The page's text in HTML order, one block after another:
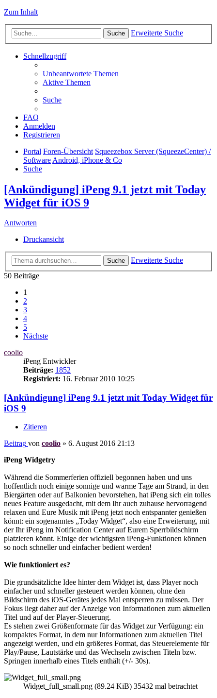
Zum Inhalt
Suche Erweiterte Suche
Schnellzugriff
Unbeantwortete Themen
Aktive Themen
Suche
FAQ
Anmelden
Registrieren
Portal Foren-Übersicht Squeezebox Server (SqueezeCenter) /
Software Android, iPhone & Co
Suche
[Ankündigung] iPeng 9.1 jetzt mit Today
Widget für iOS 9
Antworten
Druckansicht
Suche
Erweiterte Suche
50 Beiträge
1
2
3
4
5
Nächste
coolio
iPeng Entwickler
Beiträge: 1852
Registriert: 16. Februar 2010 10:25
[Ankündigung] iPeng 9.1 jetzt mit Today Widget für
iOS 9
Zitieren
Beitrag von coolio » 6. August 2016 21:13
iPeng Widgetry
Während die Sommerferien offiziell begonnen haben und uns
hoffentlich noch einige sonnige und warme Tage am Strand, in den
Biergärten oder auf Balkonien bevorstehen, hat iPeng sich ein tolles
neues Feature ausgedacht, mit dem Ihr auch zuhause hervorragend
relaxen und Eure Musik mit iPeng jetzt noch entspannter genießen
könnt: ein sogenanntes „Today Widget“, also eine Erweiterung, mit
der Ihr iPeng im Notification Center auf Eurem Sperrbildschirm
platzieren könnt. Einige der wichtigsten iPeng-Funktionen können
so noch schneller und einfacher bedient werden!
Wie funktioniert es?
Die grundsätzliche Idee hinter dem Widget ist, dass Player noch
einfacher und schneller gesteuert werden können, ohne den
Bildschirm des iOS-Gerätes jedes Mal entsperren zu müssen. Der
Fokus liegt daher auf der Anzeige von Informationen zum aktuellen
Titel und auf der Player-Steuerung.
Es stehen zwei Größenformate für das Widget zur Verfügung: ein
kompaktes Format, in dem nur Informationen zum aktuellen Titel
angezeigt werden, und ein größeres Format, das Steuerelemente für
Play/Pause, Lautstärke und das Wechseln zwischen Titeln bzw.
Springen innerhalb eines Titels enthält (+/- 30s).
Widget_full_small.png (89.24 KiB) 35432 mal betrachtet